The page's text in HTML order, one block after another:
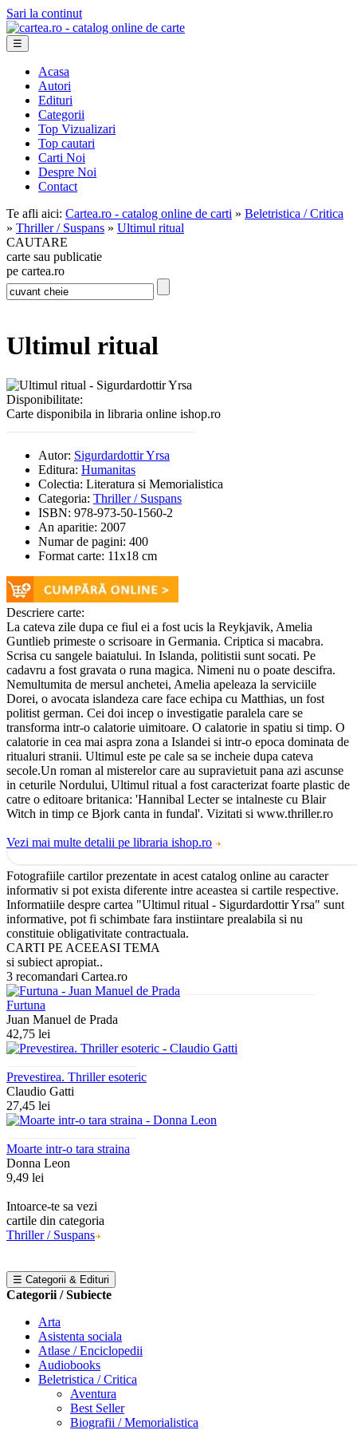
Sari la continut
☰
Acasa
Autori
Edituri
Categorii
Top Vizualizari
Top cautari
Carti Noi
Despre Noi
Contact
Te afli aici: Cartea.ro - catalog online de carti » Beletristica / Critica
» Thriller / Suspans » Ultimul ritual
CAUTARE
carte sau publicatie
pe cartea.ro
Ultimul ritual
Disponibilitate:
Carte disponibila in libraria online ishop.ro
Autor: Sigurdardottir Yrsa
Editura: Humanitas
Colectia: Literatura si Memorialistica
Categoria: Thriller / Suspans
ISBN: 978-973-50-1560-2
An aparitie: 2007
Numar de pagini: 400
Format carte: 11x18 cm
Descriere carte:
La cateva zile dupa ce fiul ei a fost ucis la Reykjavik, Amelia
Guntlieb primeste o scrisoare in Germania. Criptica si macabra.
Scrisa cu sangele baiatului. In Islanda, politistii sunt socati. Pe
cadavru a fost gravata o runa magica. Nimeni nu o poate descifra.
Nemultumita de mersul anchetei, Amelia apeleaza la serviciile
Dorei, o avocata islandeza care face echipa cu Matthias, un fost
politist german. Cei doi incep o investigatie paralela care se
transforma intr-o calatorie uimitoare. O calatorie in spatiu si timp. O
calatorie in cea mai aspra zona a Islandei si intr-o epoca dominata de
ritualuri stranii. Ultimul este pe cale sa se incheie dupa cateva
secole.Un roman al misterelor care au supravietuit pana azi ascunse
in ceturile Nordului, Ultimul ritual a fost caracterizat foarte plastic de
catre o editoare britanica: 'Hannibal Lecter se intalneste cu Blair
Witch in timp ce Bjork canta in fundal'. Vizitati si www.thriller.ro
Vezi mai multe detalii pe libraria ishop.ro
Fotografiile cartilor prezentate in acest catalog online au caracter
informativ si pot exista diferente intre aceastea si cartile respective.
Informatiile despre cartea "Ultimul ritual - Sigurdardottir Yrsa" sunt
informative, pot fi schimbate fara instiintare prealabila si nu
constituie obligativitate contractuala.
CARTI PE ACEEASI TEMA
si subiect apropiat..
3 recomandari Cartea.ro
Furtuna
Juan Manuel de Prada
42,75 lei
Prevestirea. Thriller esoteric
Claudio Gatti
27,45 lei
Moarte intr-o tara straina
Donna Leon
9,49 lei
Intoarce-te sa vezi
cartile din categoria
Thriller / Suspans
☰ Categorii & Edituri
Categorii / Subiecte
Arta
Asistenta sociala
Atlase / Enciclopedii
Audiobooks
Beletristica / Critica
Aventura
Best Seller
Biografii / Memorialistica